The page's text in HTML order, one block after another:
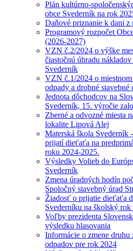
Plán kultúrno-
obce Svederník na rok
Daňové priznanie k dani
Programový rozpočet
(2026-2027)
VZN č.2/2024 o výške
čiastočnú úhradu
Svederník
VZN č.1/2024 o
odpady a drobné stavebné
Jednota dôchodcov na
Svederník, 15. výročie
Zberné a odvozné miesta
lokalite Lipová Alej
Materská škola Svederník
prijatí dieťaťa na
roku 2024-2025.
Výsledky Volieb do
Svederník
Zmena úradných hodín
Spoločný stavebný úrad
Žiadosť o prijatie dieťaťa
Svederníku na školský
Voľby prezidenta
výsledku hlasovania
Informácie o zmene druhu
odpadov pre rok 2024